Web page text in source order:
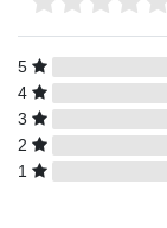
5
4
3
2
1